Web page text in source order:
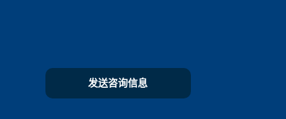
发送咨询信息